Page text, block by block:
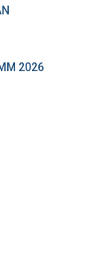
2026